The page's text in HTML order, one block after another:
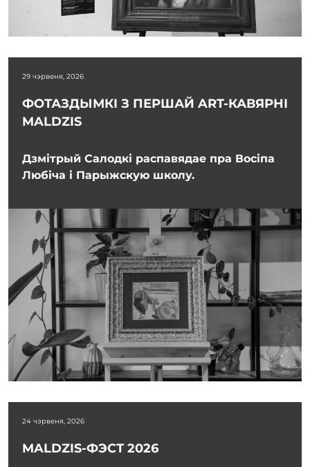
29 чэрвеня, 2026
ФОТАЗДЫМКІ З ПЕРШАЙ ART-КАВЯРНІ
MALDZIS
Дзмітрый Салодкі распавядае пра Восіпа
Любіча і Парыжскую школу.
24 чэрвеня, 2026
MALDZIS-ФЭСТ 2026